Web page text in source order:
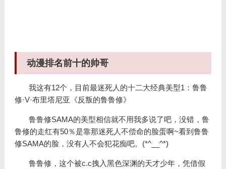
动漫排名前十的帅哥
我这有12个，目前最迷死人的十二大经典美型1：鲁鲁
修·V·布里塔尼亚《反叛的鲁鲁修》
鲁鲁修SAMA的美型相信就不用我多说了吧，没错，鲁
鲁修的走红有50％是靠那迷死人不偿命的脸蛋啊~看到鲁鲁
修SAMA的脸，没有人不会犯花痴吧。(*^__^*)
鲁鲁修，这个被c.c拽入黑色深渊的天才少年，凭借假